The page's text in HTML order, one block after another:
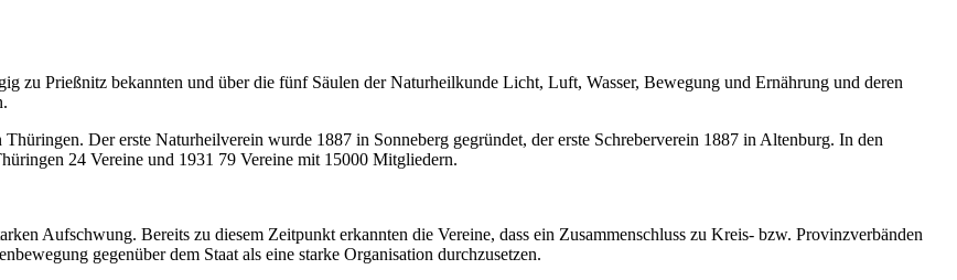
zu Prießnitz bekannten und über die fünf Säulen der Naturheilkunde Licht, Luft, Wasser, Bewegung und Ernährung und deren
Der erste Naturheilverein wurde 1887 in Sonneberg gegründet, der erste Schreberverein 1887 in Altenburg. In den
24 Vereine und 1931 79 Vereine mit 15000 Mitgliedern.
Aufschwung. Bereits zu diesem Zeitpunkt erkannten die Vereine, dass ein Zusammenschluss zu Kreis- bzw. Provinzverbänden
gegenüber dem Staat als eine starke Organisation durchzusetzen.